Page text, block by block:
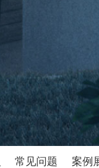
常见问题 案例